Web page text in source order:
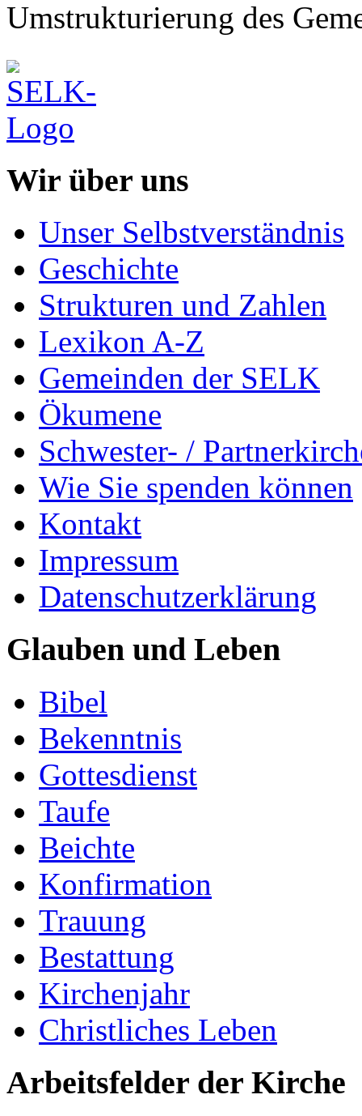
Umstrukturierung des
Wir über uns
Unser Selbstverständnis
Geschichte
Strukturen und Zahlen
Lexikon A-Z
Gemeinden der SELK
Ökumene
Schwester- /
Wie Sie spenden können
Kontakt
Impressum
Datenschutzerklärung
Glauben und Leben
Bibel
Bekenntnis
Gottesdienst
Taufe
Beichte
Konfirmation
Trauung
Bestattung
Kirchenjahr
Christliches Leben
Arbeitsfelder der Kirche